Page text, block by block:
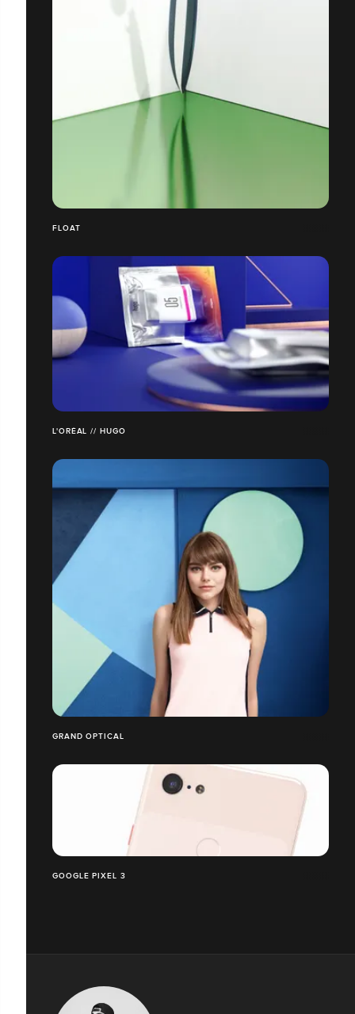
FLOAT
L'ORÉAL // HUGO
GRAND OPTICAL
GOOGLE PIXEL 3